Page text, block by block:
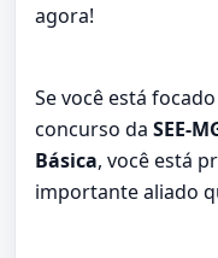
agora!
Se você está
concurso da SEE-
Básica, você está
importante aliado